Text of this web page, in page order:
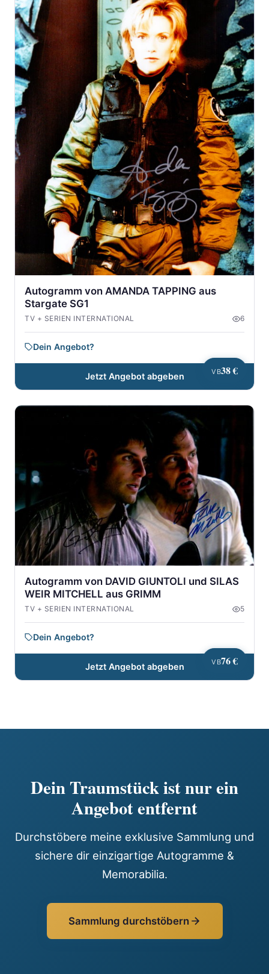
VB38 €
Autogramm von AMANDA TAPPING aus
Stargate SG1
TV + SERIEN INTERNATIONAL 6
Dein Angebot?
Jetzt Angebot abgeben
VB76 €
Autogramm von DAVID GIUNTOLI und SILAS
WEIR MITCHELL aus GRIMM
TV + SERIEN INTERNATIONAL 5
Dein Angebot?
Jetzt Angebot abgeben
Dein Traumstück ist nur ein
Angebot entfernt
Durchstöbere meine exklusive Sammlung und
sichere dir einzigartige Autogramme &
Memorabilia.
Sammlung durchstöbern